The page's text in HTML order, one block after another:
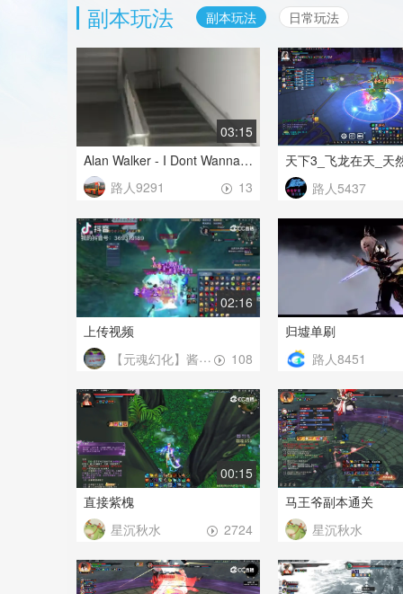
副本玩法 副本玩法 日常玩法
03:15
Alan Walker - I Dont Wanna Go (Ofiail Demn)
13
路人9291 路人5437
02:16
上传视频
108
【元魂幻化】酱油哥
归墟单刷
路人8451
00:15
直接紫槐
2724
星沉秋水
马王爷副本通关
星沉秋水